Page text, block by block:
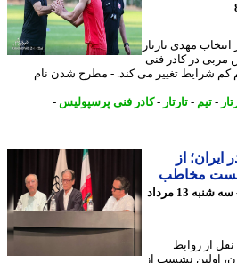
مهدی تارتار
در کادر فنی
شرایط تغییر می کند. - مطرح شدن نام
تیم -تارتار- کادر فنی پرسپولیس-
از
مخاطب
4 روز پیش - سه شنبه 13 مرداد
روابط
نشست از